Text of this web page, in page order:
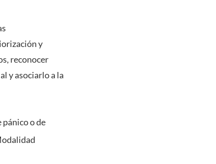
y
reconocer
y asociarlo a la
pánico o de